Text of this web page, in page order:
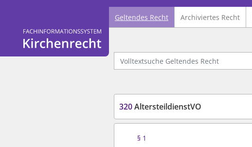
Logo Fachinformationssystem Kirchenrecht
Geltendes Recht Archiviertes Recht
Volltextsuche Geltendes Recht
320AltersteildienstVO
§ 1